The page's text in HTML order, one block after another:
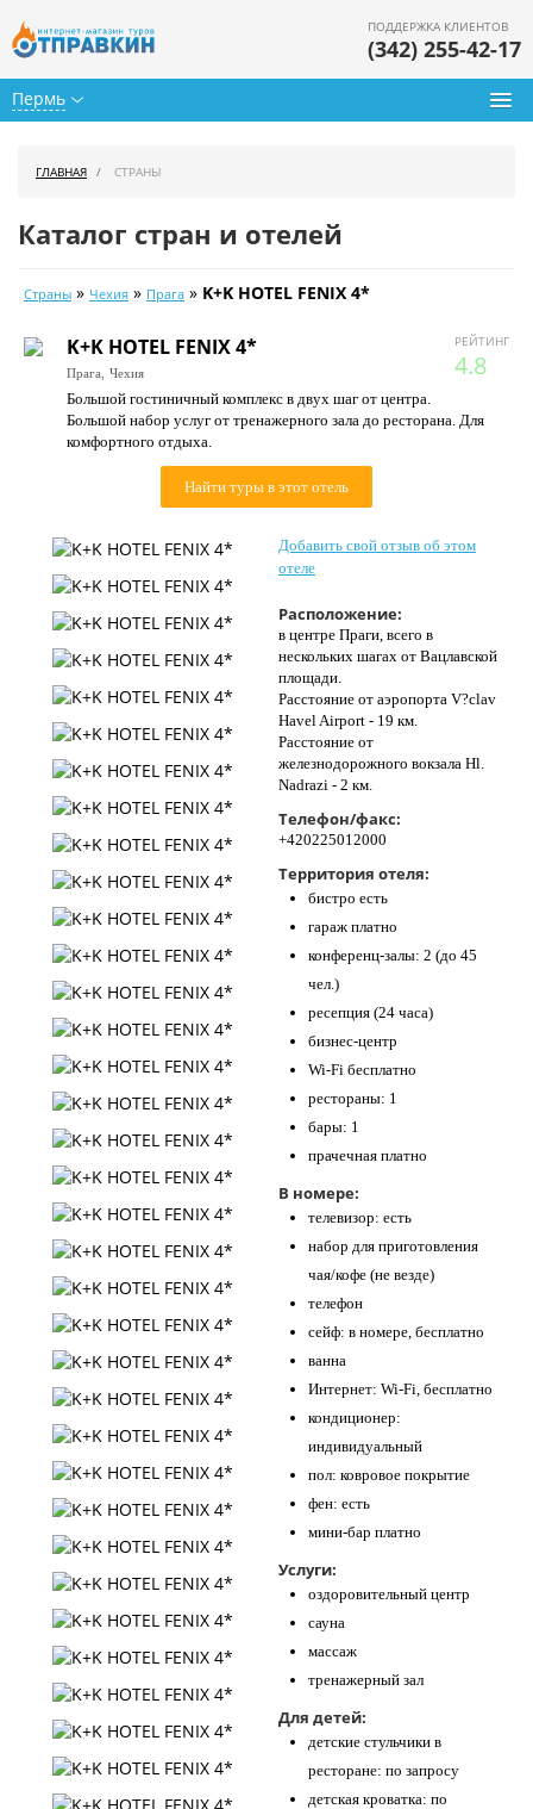
Пермь
ПОДДЕРЖКА КЛИЕНТОВ
(342) 255-42-17
Календарь туров
Цены дня
Страны
Как купить
Контакты
ГЛАВНАЯ СТРАНЫ
Каталог стран и отелей
Страны » Чехия » Прага » K+K HOTEL FENIX 4*
РЕЙТИНГ
4.8
K+K HOTEL FENIX 4*
Прага, Чехия
Большой гостиничный комплекс в двух шаг от центра.
Большой набор услуг от тренажерного зала до ресторана. Для
комфортного отдыха.
Найти туры в этот отель
Добавить свой отзыв об этом
отеле
Расположение:
в центре Праги, всего в
нескольких шагах от Вацлавской
площади.
Расстояние от аэропорта V?clav
Havel Airport - 19 км.
Расстояние от
железнодорожного вокзала Hl.
Nadrazi - 2 км.
Телефон/факс:
+420225012000
Территория отеля:
бистро есть
гараж платно
конференц-залы: 2 (до 45
чел.)
ресепция (24 часа)
бизнес-центр
Wi-Fi бесплатно
рестораны: 1
бары: 1
прачечная платно
В номере:
телевизор: есть
набор для приготовления
чая/кофе (не везде)
телефон
сейф: в номере, бесплатно
ванна
Интернет: Wi-Fi, бесплатно
кондиционер:
индивидуальный
пол: ковровое покрытие
фен: есть
мини-бар платно
Услуги:
оздоровительный центр
сауна
массаж
тренажерный зал
Для детей:
детские стульчики в
ресторане: по запросу
детская кроватка: по